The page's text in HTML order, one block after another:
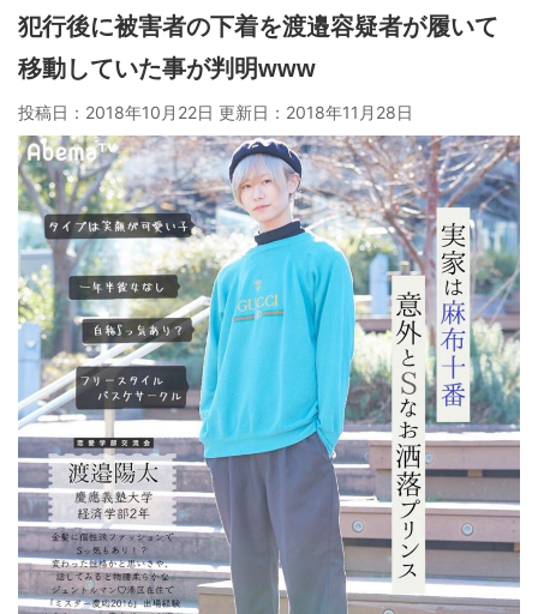
犯行後に被害者の下着を渡邉容疑者が履いて
移動していた事が判明www
投稿日：2018年10月22日 更新日： 2018年11月28日